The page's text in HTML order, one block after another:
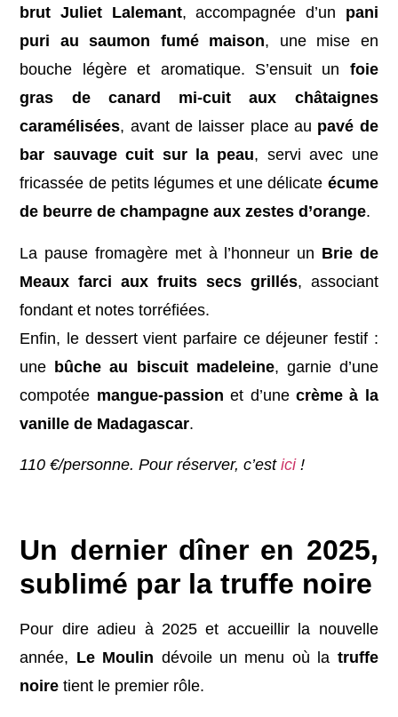
brut Juliet Lalemant, accompagnée d’un pani
puri au saumon fumé maison, une mise en
bouche légère et aromatique. S’ensuit un foie
gras de canard mi-cuit aux châtaignes
caramélisées, avant de laisser place au pavé de
bar sauvage cuit sur la peau, servi avec une
fricassée de petits légumes et une délicate écume
de beurre de champagne aux zestes d’orange.
La pause fromagère met à l’honneur un Brie de
Meaux farci aux fruits secs grillés, associant
fondant et notes torréfiées.
Enfin, le dessert vient parfaire ce déjeuner festif :
une bûche au biscuit madeleine, garnie d’une
compotée mangue-passion et d’une crème à la
vanille de Madagascar.
110 €/personne. Pour réserver, c’estici!
Un dernier dîner en 2025,
sublimé par la truffe noire
Pour dire adieu à 2025 et accueillir la nouvelle
année, Le Moulin dévoile un menu où la truffe
noire tient le premier rôle.